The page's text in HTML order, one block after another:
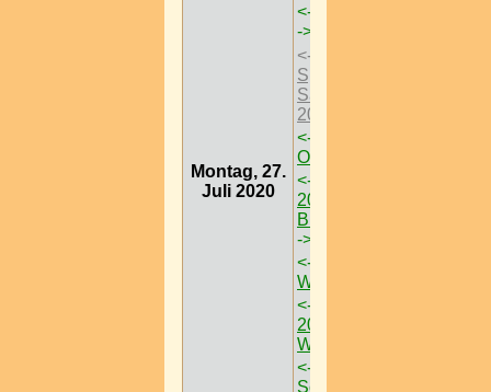
Montag, 27.
Juli 2020
<-
->
<-
Spittelberg -
Saisoneröffnung 1. Juli
2020
<-
Oberes Belvedere
<-
2020 @ Ottakringer
Brauerei > W < 16 Bez
->
<-
Wien.Festival 2020
<-
2020 @ Doanuinsel <
W > 22 Bez
<-
Sommer.Schlössl.Markt